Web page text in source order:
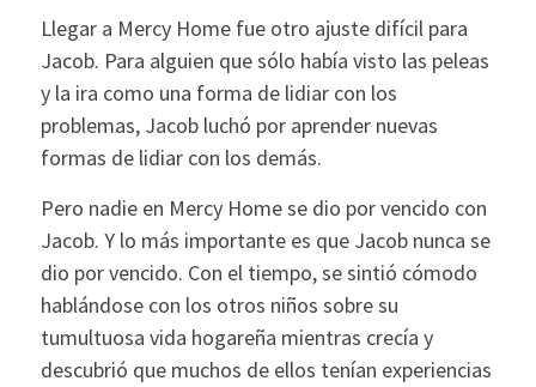
Llegar a Mercy Home fue otro ajuste difícil para
Jacob. Para alguien que sólo había visto las peleas
y la ira como una forma de lidiar con los
problemas, Jacob luchó por aprender nuevas
formas de lidiar con los demás.
Pero nadie en Mercy Home se dio por vencido con
Jacob. Y lo más importante es que Jacob nunca se
dio por vencido. Con el tiempo, se sintió cómodo
hablándose con los otros niños sobre su
tumultuosa vida hogareña mientras crecía y
descubrió que muchos de ellos tenían experiencias